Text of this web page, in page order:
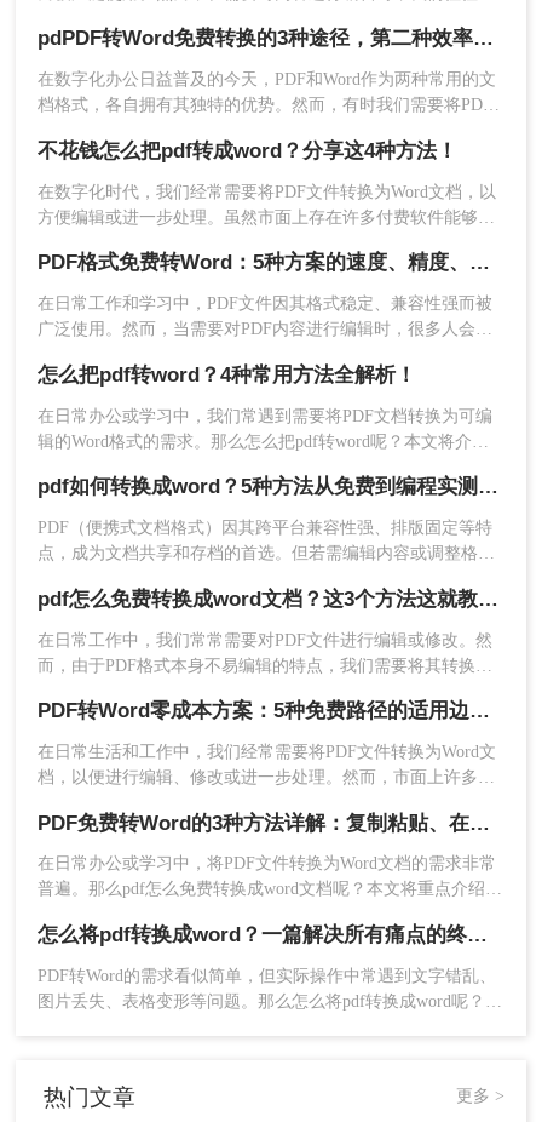
4、点击开始转换即可。
5、转换成功点击下载即可。
注意 ：确认所选在线服务的安全性；确保网络连接
稳定以避免中断。
方法三：利用Microsoft Word直接打开PDF
如果您拥有Microsoft Word 2013或更高版本，可以
直接用Word打开PDF文件，并自动转换为可编辑的
Word文档。
优点:内置于Word内，无需额外软件；适用于
缺点:对于复杂格式（如表格、多栏排版）可
能错乱；转换效果依赖于Word版本。
操作步骤：
1、打开Microsoft Word程序。
呢？本文将介绍三种常用的免费方法来实现这一目标。
pdPDF转Word免费转换的3种途径，第二种效率最高！
在数字化办公日益普及的今天，PDF和Word作为两种常用的文
档格式，各自拥有其独特的优势。然而，有时我们需要将PDF
转换成Word呢？本文将为大家介绍几种免费将PDF转换成Word
的方法，帮助大家轻松实现文档格式的转换。
不花钱怎么把pdf转成word？分享这4种方法！
在数字化时代，我们经常需要将PDF文件转换为Word文档，以
方便编辑或进一步处理。虽然市面上存在许多付费软件能够高
标。那么不花钱怎么把pdf转成word呢？本文将介绍几种无需花
费任何费用就能将PDF转换为Word文档的有效途径。
PDF格式免费转Word：5种方案的速度、精度、文件限制对比！
在日常工作和学习中，PDF文件因其格式稳定、兼容性强而被
广泛使用。然而，当需要对PDF内容进行编辑时，很多人会遇
作。面对"pdf格式怎么免费转换成word"这一常见需求，本文将
为您详细介绍五种安全、高效且完全免费的转换方法，帮助您
轻松实现格式转换。
怎么把pdf转word？4种常用方法全解析！
在日常办公或学习中，我们常遇到需要将PDF文档转换为可编
辑的Word格式的需求。那么怎么把pdf转word呢？本文将介绍
pdf如何转换成word？5种方法从免费到编程实测对比！
PDF（便携式文档格式）因其跨平台兼容性强、排版固定等特
点，成为文档共享和存档的首选。但若需编辑内容或调整格
理 5种主流转换方法，帮助用户高效完成转换。
pdf怎么免费转换成word文档？这3个方法这就教给你！
在日常工作中，我们常常需要对PDF文件进行编辑或修改。然
而，由于PDF格式本身不易编辑的特点，我们需要将其转换为
呢？本文将介绍三种免费且有效的方法来实现这一目标。 PDF转Word零成本方案：5种免费路径的适用边界和效果评估！
在日常生活和工作中，我们经常需要将PDF文件转换为Word文
档，以便进行编辑、修改或进一步处理。然而，市面上许多
钱呢？本文将介绍几种不花钱的常用方法，帮助您轻松实现
PDF到Word的转换。
PDF免费转Word的3种方法详解：复制粘贴、在线工具与Word内置转换效果对比！
在日常办公或学习中，将PDF文件转换为Word文档的需求非常
普遍。那么pdf怎么免费转换成word文档呢？本文将重点介绍三
题。
怎么将pdf转换成word？一篇解决所有痛点的终极指南！
PDF转Word的需求看似简单，但实际操作中常遇到文字错乱、
图片丢失、表格变形等问题。那么怎么将pdf转换成word呢？本
热门文章 更多 >